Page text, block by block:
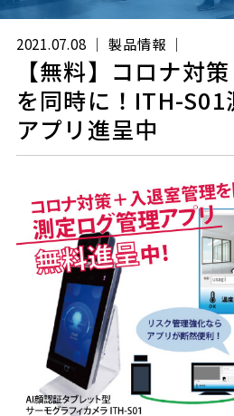
2021.07.08 製品情報
【無料】コロナ対
を同時に！ITH-S01
アプリ進呈中